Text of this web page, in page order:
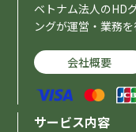
ベトナム法人のHD
ングが運営・業務を
会社概要
サービス内容